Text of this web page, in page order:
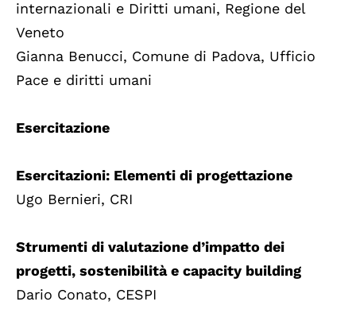
internazionali e Diritti umani, Regione del
Veneto
Gianna Benucci, Comune di Padova, Ufficio
Pace e diritti umani
Esercitazione
Esercitazioni: Elementi di progettazione
Ugo Bernieri, CRI
Strumenti di valutazione d’impatto dei
progetti, sostenibilità e capacity building
Dario Conato, CESPI